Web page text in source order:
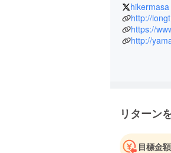
アメリカ３
２０１４ー
テアラロア
ミューア・
現在、ハイ
hikermasa
http://
https://
http://
リターン
目標金